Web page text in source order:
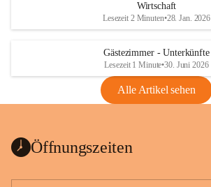
Wirtschaft
Lesezeit 2 Minuten•28. Jan. 2026
Gästezimmer - Unterkünfte
Lesezeit 1 Minute•30. Juni 2026
Alle Artikel sehen
Öffnungszeiten